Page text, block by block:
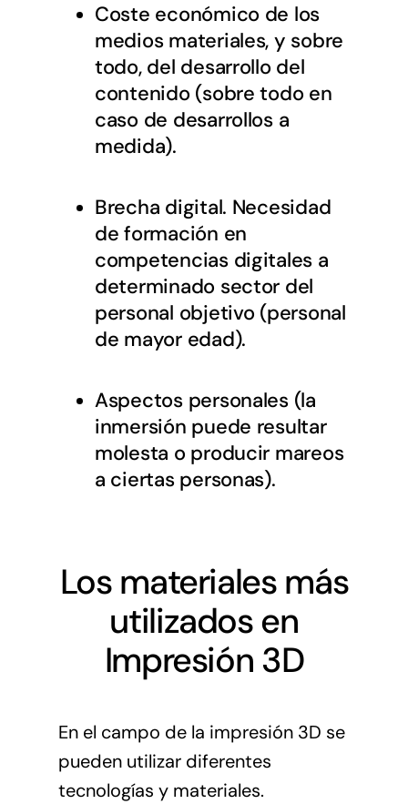
Coste económico de los
medios materiales, y sobre
todo, del desarrollo del
contenido (sobre todo en
caso de desarrollos a
medida).
Brecha digital. Necesidad
de formación en
competencias digitales a
determinado sector del
personal objetivo (personal
de mayor edad).
Aspectos personales (la
inmersión puede resultar
molesta o producir mareos
a ciertas personas).
Los materiales más
utilizados en
Impresión 3D
En el campo de la impresión 3D se
pueden utilizar diferentes
tecnologías y materiales.